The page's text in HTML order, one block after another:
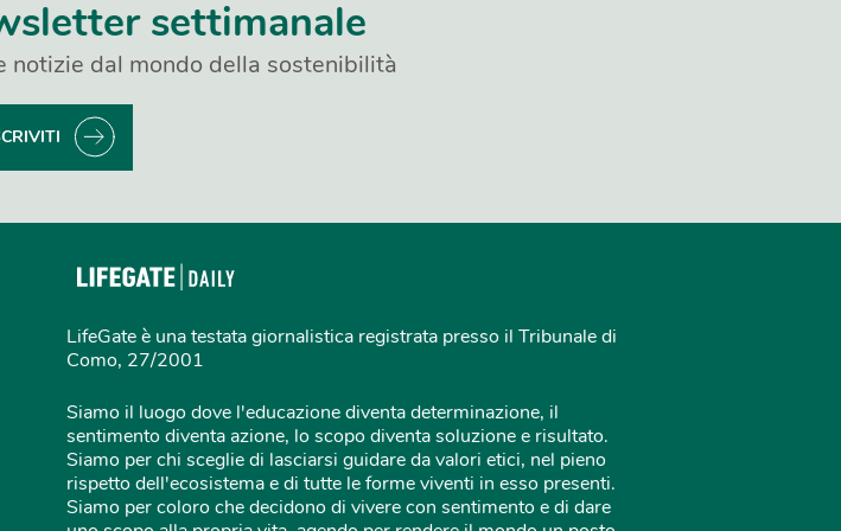
settimanale
notizie dal mondo della sostenibilità
LifeGate è una testata giornalistica registrata presso il Tribunale di
Como, 27/2001
Siamo il luogo dove l'educazione diventa determinazione, il
sentimento diventa azione, lo scopo diventa soluzione e risultato.
Siamo per chi sceglie di lasciarsi guidare da valori etici, nel pieno
rispetto dell'ecosistema e di tutte le forme viventi in esso presenti.
Siamo per coloro che decidono di vivere con sentimento e di dare